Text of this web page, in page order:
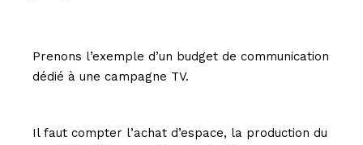
Prenons l’exemple d’un budget de communication
dédié à une campagne TV.
Il faut compter l’achat d’espace, la production du